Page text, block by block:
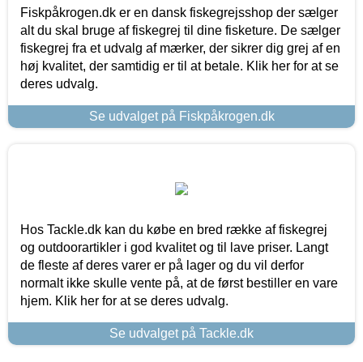
Fiskpåkrogen.dk er en dansk fiskegrejsshop der sælger
alt du skal bruge af fiskegrej til dine fisketure. De sælger
fiskegrej fra et udvalg af mærker, der sikrer dig grej af en
høj kvalitet, der samtidig er til at betale. Klik her for at se
deres udvalg.
Se udvalget på Fiskpåkrogen.dk
Hos Tackle.dk kan du købe en bred række af fiskegrej
og outdoorartikler i god kvalitet og til lave priser. Langt
de fleste af deres varer er på lager og du vil derfor
normalt ikke skulle vente på, at de først bestiller en vare
hjem. Klik her for at se deres udvalg.
Se udvalget på Tackle.dk